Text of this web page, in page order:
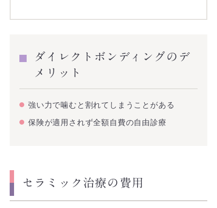
ダイレクトボンディングのデ
メリット
強い力で噛むと割れてしまうことがある
保険が適用されず全額自費の自由診療
セラミック治療の費用